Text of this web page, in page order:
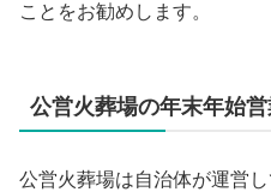
ことをお勧めします。
公営火葬場の年末年始
公営火葬場は自治体が運営